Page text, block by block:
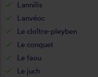
Lannilis
Lanvéoc
Le cloître-pleyben
Le conquet
Le faou
Le juch